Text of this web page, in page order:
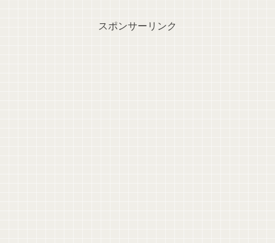
スポンサーリンク